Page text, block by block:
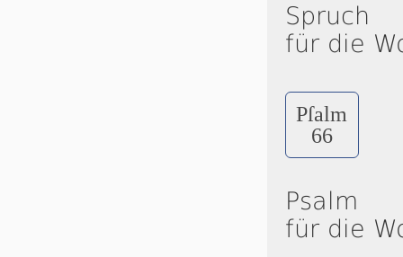
Spruch
für die
Pſalm
66
Psalm
für die